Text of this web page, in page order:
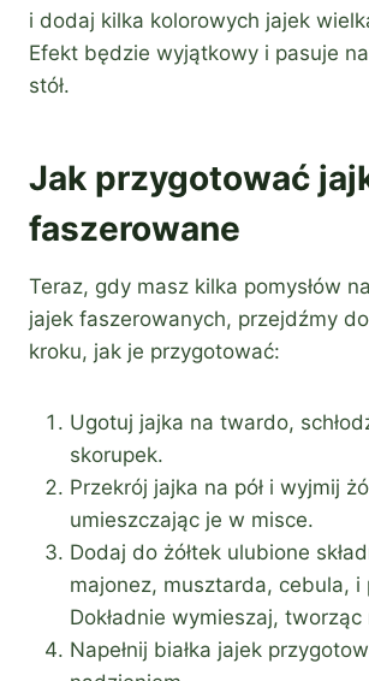
i dodaj kilka kolorowych jajek
Efekt będzie wyjątkowy i pasuje
stół.
Jak przygotować
faszerowane
Teraz, gdy masz kilka pomysłów
jajek faszerowanych, przejdźmy
kroku, jak je przygotować:
Ugotuj jajka na twardo,
skorupek.
Przekrój jajka na pół i wyjmij
umieszczając je w misce.
Dodaj do żółtek ulubione
majonez, musztarda, cebula, i
Dokładnie wymieszaj,
Napełnij białka jajek